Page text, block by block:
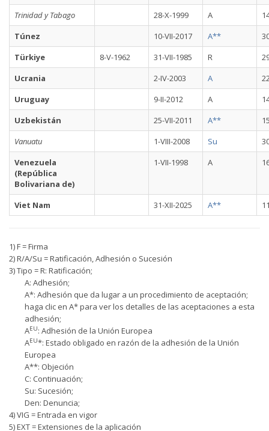
Trinidad y Tabago
28-X-1999 A
Túnez
10-VII-2017 A**
Türkiye
8-V-1962 31-VII-1985 R
Ucrania
2-IV-2003 A
Uruguay
9-II-2012 A
Uzbekistán
25-VII-2011 A**
Vanuatu
1-VIII-2008 Su
Venezuela
(República
Bolivariana de)
1-VII-1998 A
Viet Nam 31-XII-2025 A**
1) F = Firma
2) R/A/Su = Ratificación, Adhesión o Sucesión
3) Tipo = R: Ratificación;
A: Adhesión;
A*: Adhesión que da lugar a un procedimiento de aceptación;
haga clic en A* para ver los detalles de las aceptaciones a esta
adhesión;
AEU: Adhesión de la Unión Europea
AEU*: Estado obligado en razón de la adhesión de la Unión
Europea
A**: Objeción
C: Continuación;
Su: Sucesión;
Den: Denuncia;
4) VIG = Entrada en vigor
5) EXT = Extensiones de la aplicación